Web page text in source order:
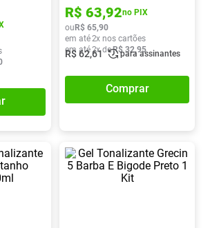
R$ 63,92no PIX
ouR$ 65,90
em até2x nos cartões
em até2x deR$ 32,95
R$62,61 para assinantes
Comprar